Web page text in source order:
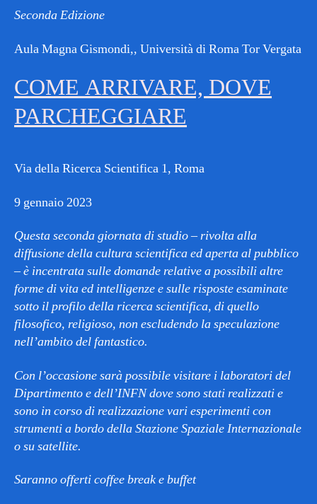
Seconda Edizione
Aula Magna Gismondi,, Università di Roma Tor Vergata
COME ARRIVARE, DOVE
PARCHEGGIARE
Via della Ricerca Scientifica 1, Roma
9 gennaio 2023
Questa seconda giornata di studio – rivolta alla
diffusione della cultura scientifica ed aperta al pubblico
– è incentrata sulle domande relative a possibili altre
forme di vita ed intelligenze e sulle risposte esaminate
sotto il profilo della ricerca scientifica, di quello
filosofico, religioso, non escludendo la speculazione
nell’ambito del fantastico.
Con l’occasione sarà possibile visitare i laboratori del
Dipartimento e dell’INFN dove sono stati realizzati e
sono in corso di realizzazione vari esperimenti con
strumenti a bordo della Stazione Spaziale Internazionale
o su satellite.
Saranno offerti coffee break e buffet